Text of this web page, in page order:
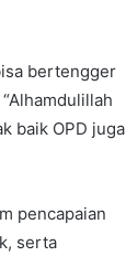
bertengger
baik OPD juga
pencapaian
serta